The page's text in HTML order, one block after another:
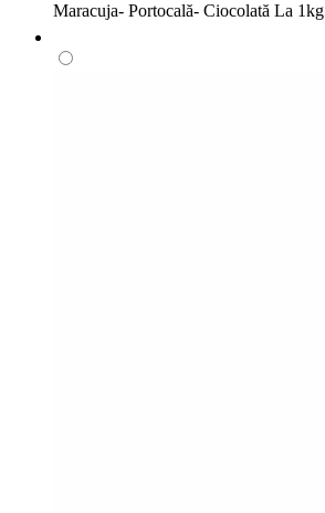
Maracuja- Portocală- Ciocolată La 1kg